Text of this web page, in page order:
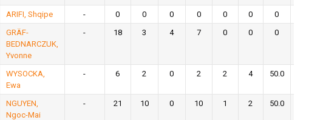
ARIFI, Shqipe - 0 0 0 0 0 0 0
GRÄF-
BEDNARCZUK,
Yvonne
- 18 3 4 7 0 0 0
WYSOCKA,
Ewa
- 6 2 0 2 2 4 50.0
NGUYEN,
Ngoc-Mai
- 21 10 0 10 1 2 50.0